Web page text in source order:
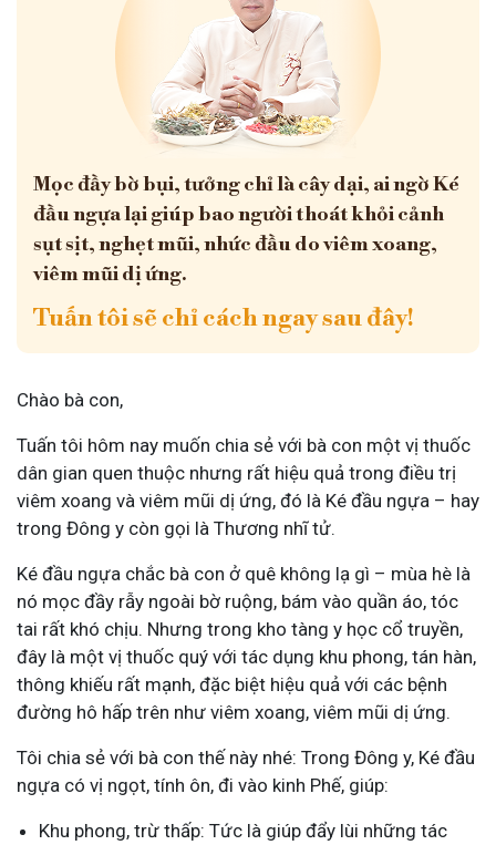
Mọc đầy bờ bụi, tưởng chỉ là cây dại, ai ngờ Ké
đầu ngựa lại giúp bao người thoát khỏi cảnh
sụt sịt, nghẹt mũi, nhức đầu do viêm xoang,
viêm mũi dị ứng.
Tuấn tôi sẽ chỉ cách ngay sau đây!
Chào bà con,
Tuấn tôi hôm nay muốn chia sẻ với bà con một vị thuốc
dân gian quen thuộc nhưng rất hiệu quả trong điều trị
viêm xoang và viêm mũi dị ứng, đó là Ké đầu ngựa – hay
trong Đông y còn gọi là Thương nhĩ tử.
Ké đầu ngựa chắc bà con ở quê không lạ gì – mùa hè là
nó mọc đầy rẫy ngoài bờ ruộng, bám vào quần áo, tóc
tai rất khó chịu. Nhưng trong kho tàng y học cổ truyền,
đây là một vị thuốc quý với tác dụng khu phong, tán hàn,
thông khiếu rất mạnh, đặc biệt hiệu quả với các bệnh
đường hô hấp trên như viêm xoang, viêm mũi dị ứng.
Tôi chia sẻ với bà con thế này nhé: Trong Đông y, Ké đầu
ngựa có vị ngọt, tính ôn, đi vào kinh Phế, giúp:
Khu phong, trừ thấp: Tức là giúp đẩy lùi những tác